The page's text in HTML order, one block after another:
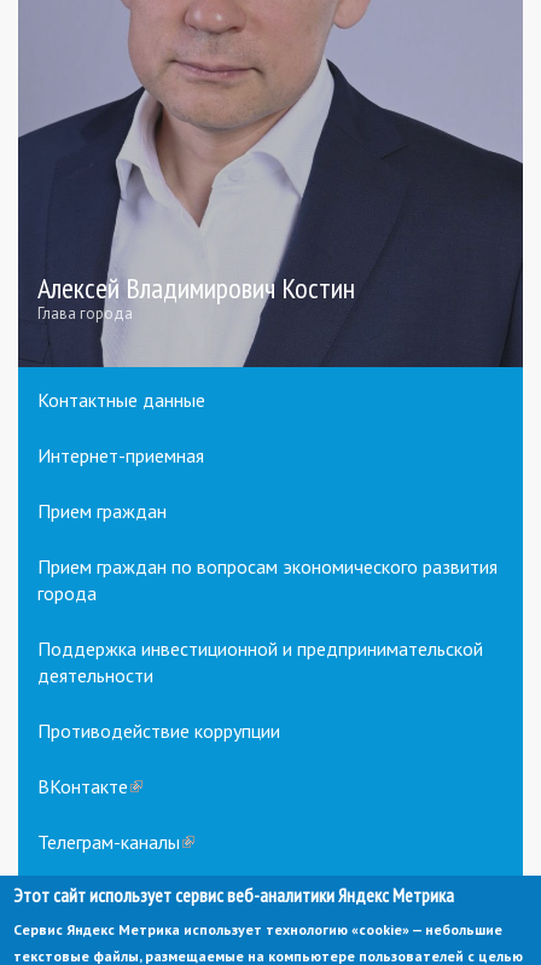
Алексей Владимирович Костин
Глава города
Контактные данные
Интернет-приемная
Прием граждан
Прием граждан по вопросам экономического развития
города
Поддержка инвестиционной и предпринимательской
деятельности
Противодействие коррупции
ВКонтакте(link
external)
Телеграм-каналы(link
external)
Этот сайт использует сервис веб-аналитики Яндекс Метрика
Сервис Яндекс Метрика использует технологию «cookie» — небольшие
текстовые файлы, размещаемые на компьютере пользователей с целью